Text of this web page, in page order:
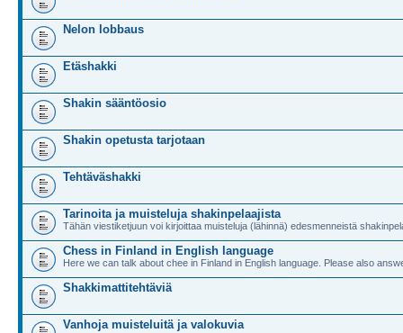
Nelon lobbaus
Etäshakki
Shakin sääntöosio
Shakin opetusta tarjotaan
Tehtäväshakki
Tarinoita ja muisteluja shakinpelaajista
Tähän viestiketjuun voi kirjoittaa muisteluja (lähinnä) edesmenneistä
Chess in Finland in English language
Here we can talk about chee in Finland in English language. Please also
Shakkimattitehtäviä
Vanhoja muisteluitä ja valokuvia